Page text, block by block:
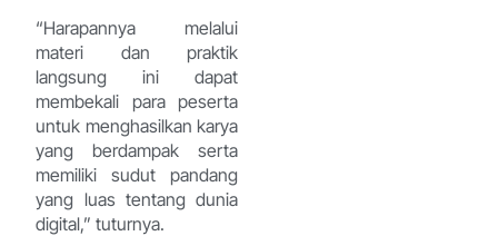
“Harapannya melalui
materi dan praktik
langsung ini dapat
membekali para peserta
untuk menghasilkan karya
yang berdampak serta
memiliki sudut pandang
yang luas tentang dunia
digital,” tuturnya.